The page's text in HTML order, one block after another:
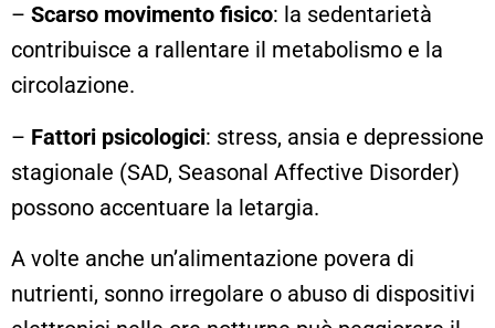
– Scarso movimento fisico: la sedentarietà
contribuisce a rallentare il metabolismo e la
circolazione.
– Fattori psicologici: stress, ansia e depressione
stagionale (SAD, Seasonal Affective Disorder)
possono accentuare la letargia.
A volte anche un’alimentazione povera di
nutrienti, sonno irregolare o abuso di dispositivi